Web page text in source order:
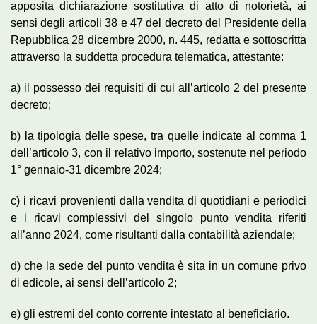
apposita dichiarazione sostitutiva di atto di notorietà, ai
sensi degli articoli 38 e 47 del decreto del Presidente della
Repubblica 28 dicembre 2000, n. 445, redatta e sottoscritta
attraverso la suddetta procedura telematica, attestante:
a) il possesso dei requisiti di cui all’articolo 2 del presente
decreto;
b) la tipologia delle spese, tra quelle indicate al comma 1
dell’articolo 3, con il relativo importo, sostenute nel periodo
1° gennaio-31 dicembre 2024;
c) i ricavi provenienti dalla vendita di quotidiani e periodici
e i ricavi complessivi del singolo punto vendita riferiti
all’anno 2024, come risultanti dalla contabilità aziendale;
d) che la sede del punto vendita è sita in un comune privo
di edicole, ai sensi dell’articolo 2;
e) gli estremi del conto corrente intestato al beneficiario.